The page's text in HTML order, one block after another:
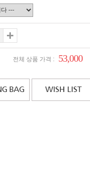
전체 상품 가격 : 53,000